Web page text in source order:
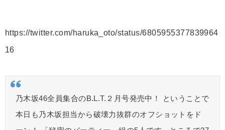
https://twitter.com/haruka_oto/status/6805955377839964
16
乃木坂46全員集合のB.L.T.２月号発売中！ ということで
本日も乃木坂担当から破壊力抜群のオフショットをド